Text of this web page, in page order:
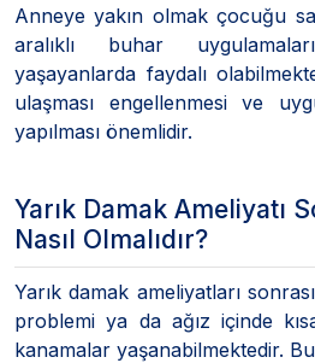
Anneye yakın olmak çocuğu
aralıklı buhar
yaşayanlarda faydalı
ulaşması engellenmesi ve
yapılması önemlidir.
Yarık Damak Ameliyatı
Nasıl Olmalıdır?
Yarık damak ameliyatları
problemi ya da ağız içinde
kanamalar yaşanabilmektedir.